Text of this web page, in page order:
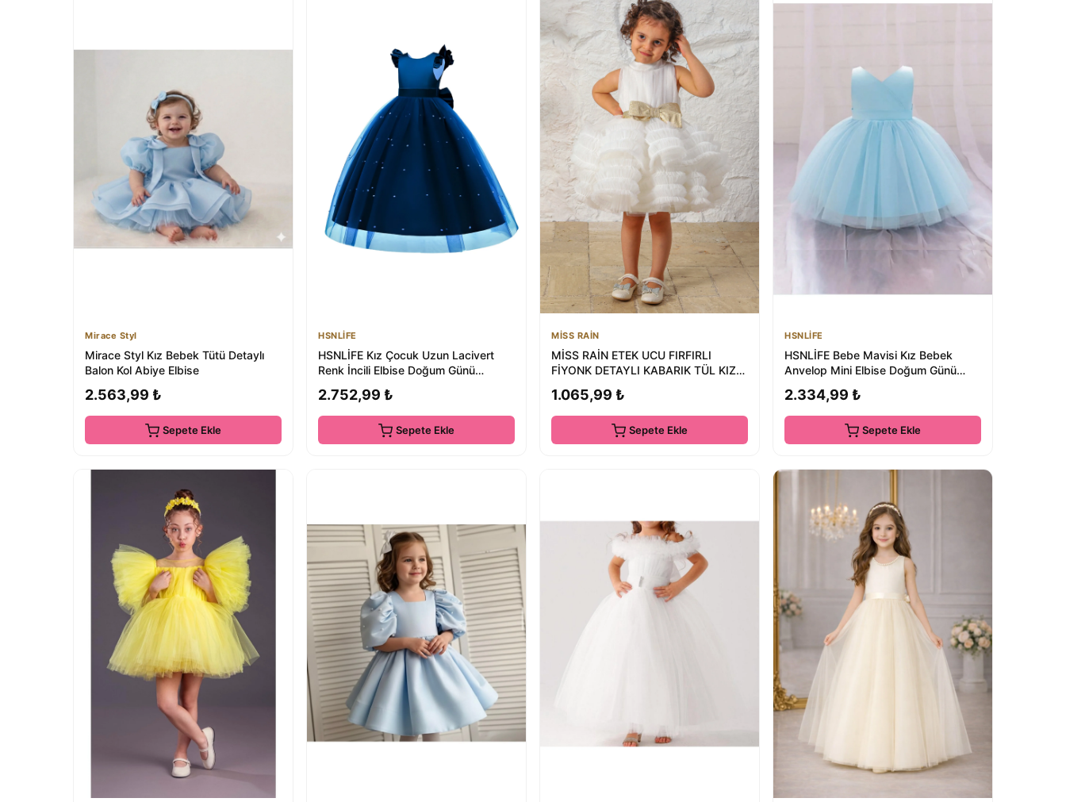
Mirace Styl
Mirace Styl Kız Bebek Tütü Detaylı
Balon Kol Abiye Elbise
2.563,99 ₺
Sepete Ekle
HSNLİFE
HSNLİFE Kız Çocuk Uzun Lacivert
Renk İncili Elbise Doğum Günü
2.752,99 ₺
Sepete Ekle
MİSS RAİN
MİSS RAİN ETEK UCU FIRFIRLI
FİYONK DETAYLI KABARIK TÜL KIZ
1.065,99 ₺
Sepete Ekle
HSNLİFE
HSNLİFE Bebe Mavisi Kız Bebek
Anvelop Mini Elbise Doğum Günü
2.334,99 ₺
Sepete Ekle